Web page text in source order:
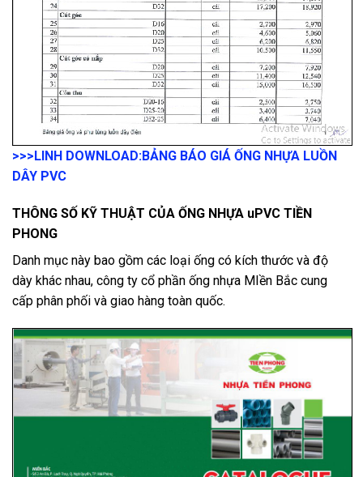
>>>LINH DOWNLOAD:BẢNG BÁO GIÁ ỐNG NHỰA LUỒN
DÂY PVC
THÔNG SỐ KỸ THUẬT CỦA ỐNG NHỰA uPVC TIỀN
PHONG
Danh mục này bao gồm các loại ống có kích thước và độ
dày khác nhau, công ty cổ phần ống nhựa MIền Bắc cung
cấp phân phối và giao hàng toàn quốc.